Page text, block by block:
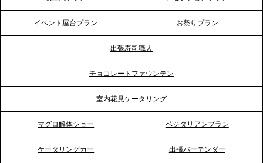
2026.5.12
プレスリリースのご案内｜ケータリングのセカンド
2026.4.21
プレスリリースのご案内｜「温かな食」が会話のス
イベント屋台プラン お祭りプラン
出張寿司職人
チョコレートファウンテン
室内花見ケータリング
マグロ解体ショー ベジタリアンプラン
ケータリングカー 出張バーテンダー